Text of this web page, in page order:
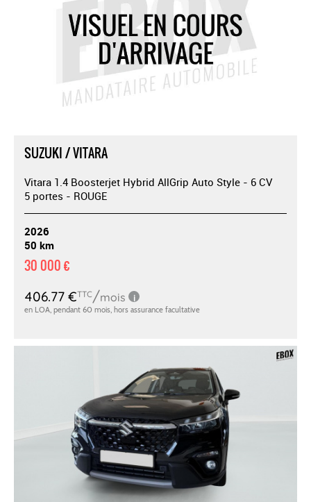
SUZUKI / VITARA
Vitara 1.4 Boosterjet Hybrid AllGrip Auto Style - 6 CV
5 portes - ROUGE
2026
50 km
30 000 €